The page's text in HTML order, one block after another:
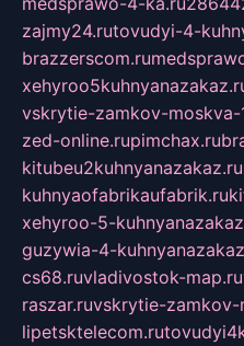
zajmy24.rutovudyi-4-
brazzerscom.ru
vskrytie-zamkov-moskva-
zed-online.rupimchax.ru
kitubeu2kuhnyanazakaz.ru
kuhnyaofabrikaufabrik.ru
xehyroo-5-
guzywia-4-
cs68.ruvladivostok-map.ru
raszar.ruvskrytie-zamkov-
lipetsktelecom.ru